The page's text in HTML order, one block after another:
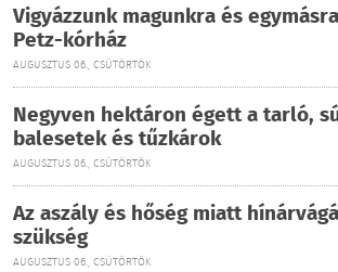
Vigyázzunk magunkra és
Petz-kórház
AUGUSZTUS 06., CSÜTÖRTÖK
Negyven hektáron égett a tarló,
balesetek és tűzkárok
AUGUSZTUS 06., CSÜTÖRTÖK
Az aszály és hőség miatt
szükség
AUGUSZTUS 06., CSÜTÖRTÖK